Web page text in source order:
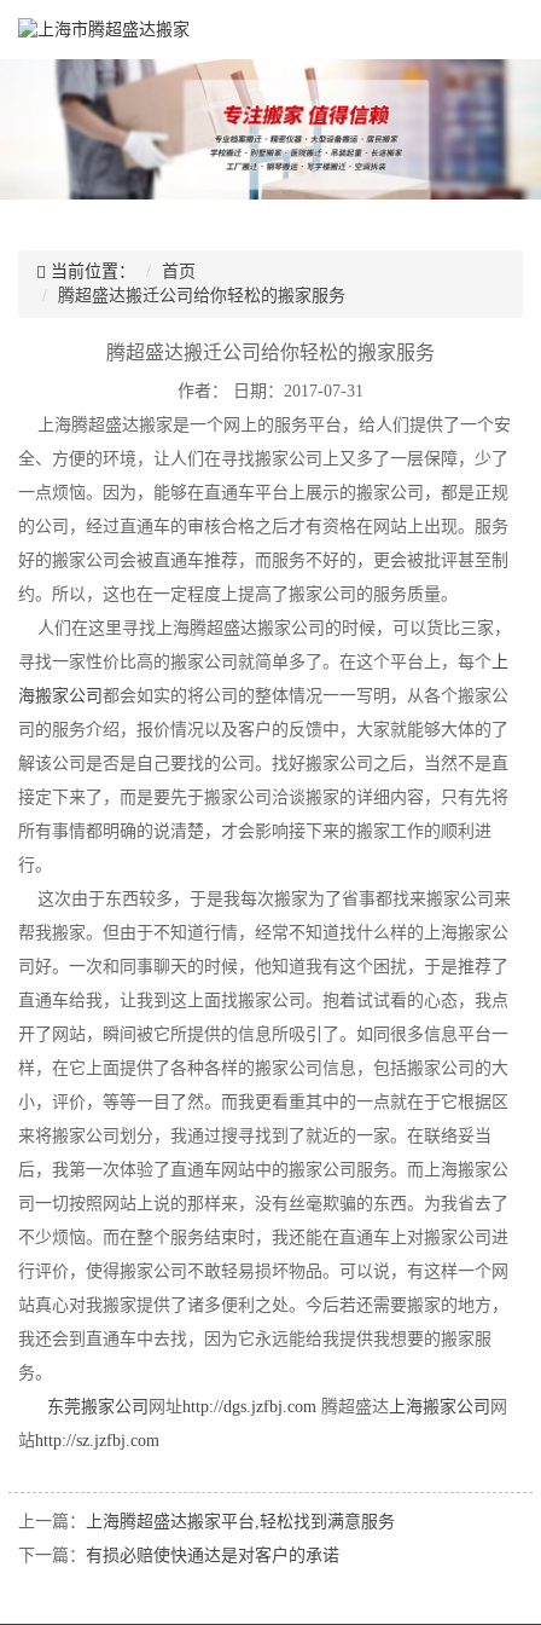
当前位置：
首页
腾超盛达搬迁公司给你轻松的搬家服务
腾超盛达搬迁公司给你轻松的搬家服务
作者：
日期：2017-07-31
上海腾超盛达搬家是一个网上的服务平台，给人们提供了一个安
全、方便的环境，让人们在寻找搬家公司上又多了一层保障，少了
一点烦恼。因为，能够在直通车平台上展示的搬家公司，都是正规
的公司，经过直通车的审核合格之后才有资格在网站上出现。服务
好的搬家公司会被直通车推荐，而服务不好的，更会被批评甚至制
约。所以，这也在一定程度上提高了搬家公司的服务质量。
人们在这里寻找上海腾超盛达搬家公司的时候，可以货比三家，
寻找一家性价比高的搬家公司就简单多了。在这个平台上，每个 上
海搬家公司 都会如实的将公司的整体情况一一写明，从各个搬家公
司的服务介绍，报价情况以及客户的反馈中，大家就能够大体的了
解该公司是否是自己要找的公司。找好搬家公司之后，当然不是直
接定下来了，而是要先于搬家公司洽谈搬家的详细内容，只有先将
所有事情都明确的说清楚，才会影响接下来的搬家工作的顺利进
行。
这次由于东西较多，于是我每次搬家为了省事都找来搬家公司来
帮我搬家。但由于不知道行情，经常不知道找什么样的上海搬家公
司好。一次和同事聊天的时候，他知道我有这个困扰，于是推荐了
直通车给我，让我到这上面找搬家公司。抱着试试看的心态，我点
开了网站，瞬间被它所提供的信息所吸引了。如同很多信息平台一
样，在它上面提供了各种各样的搬家公司信息，包括搬家公司的大
小，评价，等等一目了然。而我更看重其中的一点就在于它根据区
来将搬家公司划分，我通过搜寻找到了就近的一家。在联络妥当
后，我第一次体验了直通车网站中的搬家公司服务。而上海搬家公
司一切按照网站上说的那样来，没有丝毫欺骗的东西。为我省去了
不少烦恼。而在整个服务结束时，我还能在直通车上对搬家公司进
行评价，使得搬家公司不敢轻易损坏物品。可以说，有这样一个网
站真心对我搬家提供了诸多便利之处。今后若还需要搬家的地方，
我还会到直通车中去找，因为它永远能给我提供我想要的搬家服
务。
东莞搬家公司 网址http://dgs.jzfbj.com 腾超盛达 上海搬家公司 网
站http://sz.jzfbj.com
上一篇：
上海腾超盛达搬家平台,轻松找到满意服务
下一篇： 有损必赔使快通达是对客户的承诺